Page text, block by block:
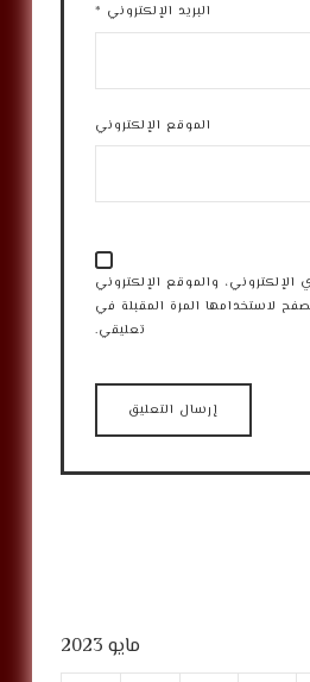
البريد الإلكتروني *
الموقع الإلكتروني
والموقع الإلكتروني
لاستخدامها المرة المقبلة في
تعليقي.
مايو 2023